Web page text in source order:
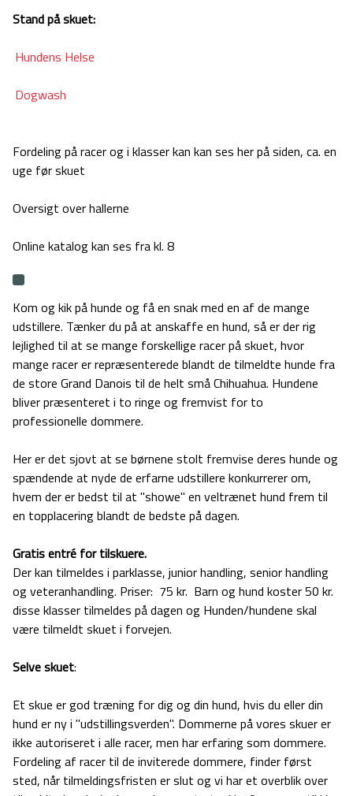
Stand på skuet:
Hundens Helse
Dogwash
Fordeling på racer og i klasser kan kan ses her på siden, ca. en
uge før skuet
Oversigt over hallerne
Online katalog kan ses fra kl. 8
Kom og kik på hunde og få en snak med en af de mange
udstillere. Tænker du på at anskaffe en hund, så er der rig
lejlighed til at se mange forskellige racer på skuet, hvor
mange racer er repræsenterede blandt de tilmeldte hunde fra
de store Grand Danois til de helt små Chihuahua. Hundene
bliver præsenteret i to ringe og fremvist for to
professionelle dommere.
Her er det sjovt at se børnene stolt fremvise deres hunde og
spændende at nyde de erfarne udstillere konkurrerer om,
hvem der er bedst til at "showe" en veltrænet hund frem til
en topplacering blandt de bedste på dagen.
Gratis entré for tilskuere.
Der kan tilmeldes i parklasse, junior handling, senior handling
og veteranhandling. Priser: 75 kr. Barn og hund koster 50 kr.
disse klasser tilmeldes på dagen og Hunden/hundene skal
være tilmeldt skuet i forvejen.
Selve skuet:
Et skue er god træning for dig og din hund, hvis du eller din
hund er ny i "udstillingsverden". Dommerne på vores skuer er
ikke autoriseret i alle racer, men har erfaring som dommere.
Fordeling af racer til de inviterede dommere, finder først
sted, når tilmeldingsfristen er slut og vi har et overblik over